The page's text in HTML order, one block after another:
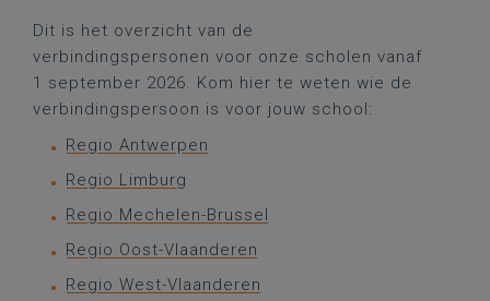
Dit is het overzicht van de
verbindingspersonen voor onze scholen vanaf
1 september 2026. Kom hier te weten wie de
verbindingspersoon is voor jouw school:
Regio Antwerpen
Regio Limburg
Regio Mechelen-Brussel
Regio Oost-Vlaanderen
Regio West-Vlaanderen